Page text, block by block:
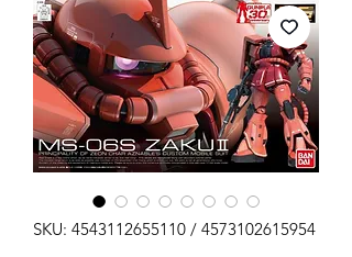
WECHAT 微信諮詢
SKU: 4543112655110 / 4573102615954